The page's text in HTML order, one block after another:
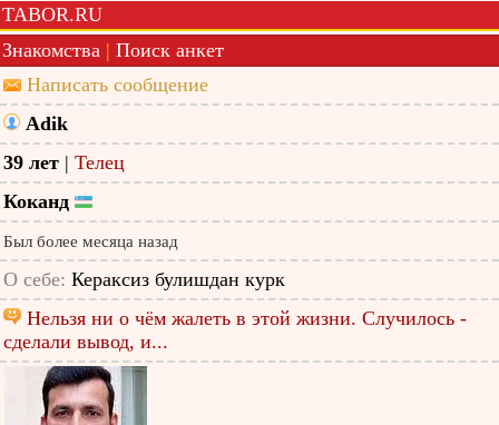
TABOR.RU
Знакомства | Поиск анкет
Написать сообщение
Adik
39 лет | Телец
Коканд
Был более месяца назад
О себе: Кераксиз булишдан курк
Нельзя ни о чём жалеть в этой жизни. Случилось -
сделали вывод, и...